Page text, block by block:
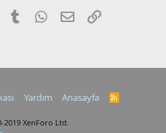
PinterestTumblrWhatsApp
E-postaLink
Yardım Anasayfa
R
2019 XenForo Ltd.